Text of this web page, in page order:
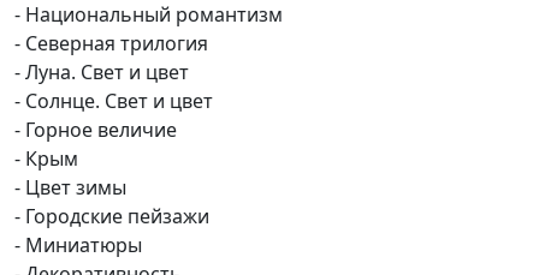
- Национальный романтизм
- Северная трилогия
- Луна. Свет и цвет
- Солнце. Свет и цвет
- Горное величие
- Крым
- Цвет зимы
- Городские пейзажи
- Миниатюры